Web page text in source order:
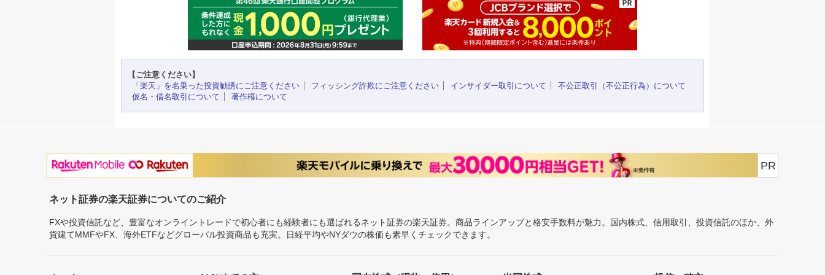
【ご注意ください】
「楽天」を名乗った投資勧誘にご注意ください
フィッシング詐欺にご注意ください インサイダー取引について
不公正取引（不公正行為）について
仮名・借名取引について
著作権について
PR
ネット証券の楽天証券についてのご紹介
FXや投資信託など、豊富なオンライントレードで初心者にも経験者にも選ばれるネット証券の楽天証券。商品ラインアップと格安手数料が魅力。国内株式、信用取引、投資信託のほか、外
貨建てMMFやFX、海外ETFなどグローバル投資商品も充実。日経平均やNYダウの株価も素早くチェックできます。